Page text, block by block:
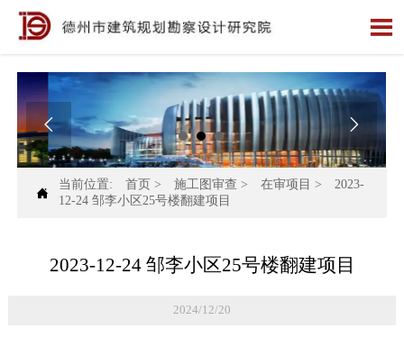

 

当前位置: 首页 > 施工图审查 > 在审项目 >
2023-
12-24 邹李小区25号楼翻建项目
2023-12-24 邹李小区25号楼翻建项目
2024/12/20